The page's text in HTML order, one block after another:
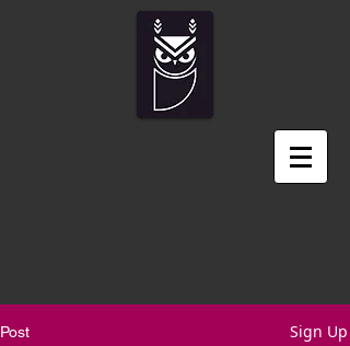
Post Sign Up